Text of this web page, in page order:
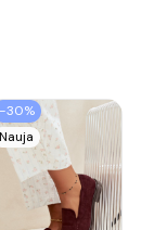
−30%
Nauja